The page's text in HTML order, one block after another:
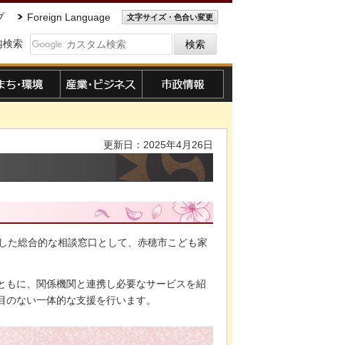
Foreign Language 文字サイズ・色合い変更
検索
更新日：2025年4月26日
た総合的な相談窓口として、赤穂市こども家
に、関係機関と連携し必要なサービスを紹
ない一体的な支援を行います。